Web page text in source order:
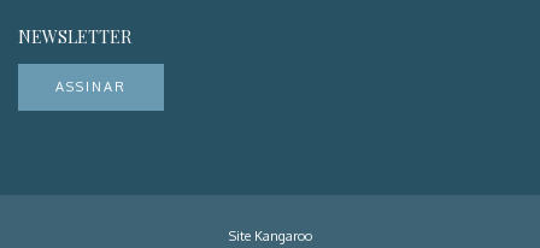
NEWSLETTER
ASSINAR
Site Kangaroo